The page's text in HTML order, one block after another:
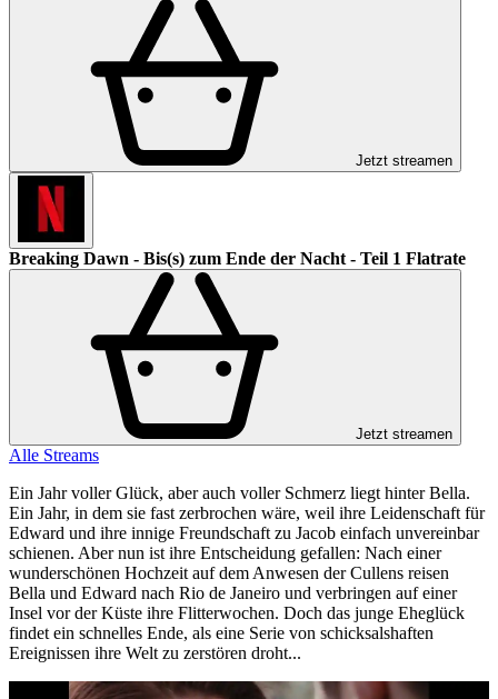
Jetzt streamen
Breaking Dawn - Bis(s) zum Ende der Nacht - Teil 1 Flatrate
Jetzt streamen
Alle Streams
Ein Jahr voller Glück, aber auch voller Schmerz liegt hinter Bella.
Ein Jahr, in dem sie fast zerbrochen wäre, weil ihre Leidenschaft für
Edward und ihre innige Freundschaft zu Jacob einfach unvereinbar
schienen. Aber nun ist ihre Entscheidung gefallen: Nach einer
wunderschönen Hochzeit auf dem Anwesen der Cullens reisen
Bella und Edward nach Rio de Janeiro und verbringen auf einer
Insel vor der Küste ihre Flitterwochen. Doch das junge Eheglück
findet ein schnelles Ende, als eine Serie von schicksalshaften
Ereignissen ihre Welt zu zerstören droht...